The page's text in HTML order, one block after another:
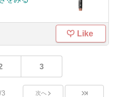
Like
3
3 次へ